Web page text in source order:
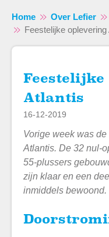
Naar hoofdnavigatiemenu
Home Over Lefier
Feestelijke oplevering
Feestelijke oplevering
Atlantis
16-12-2019
Vorige week was
Atlantis. De 32 nul-
55-plussers
zijn klaar en een
inmiddels bewoond.